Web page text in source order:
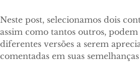
Neste post, selecionamos dois
assim como tantos outros,
diferentes versões a serem
comentadas em suas